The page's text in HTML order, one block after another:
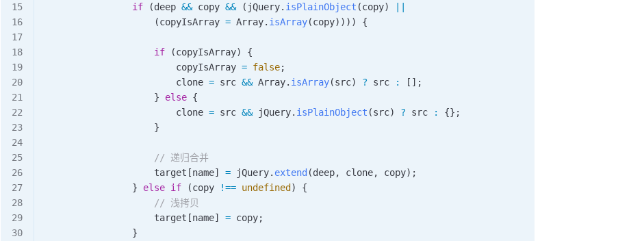
                if
(deep && copy && ( jQuery. isPlainObject (copy)
                    (
copyIsArray = Array. isArray(copy)))) {
                    if
(copyIsArray) {
                        copyIsArray
= false;
                        clone
= src && Array. isArray(src) ? src :
[];
                    }
else {
                        clone
= src && jQuery. isPlainObject (src) ? src :
{};
                    }
                    // 递归合并
                    target
[name] = jQuery. extend (deep, clone, copy);
                }
else if (copy !== undefined ) {
                    // 浅拷贝
                    target
[name] = copy;
                }